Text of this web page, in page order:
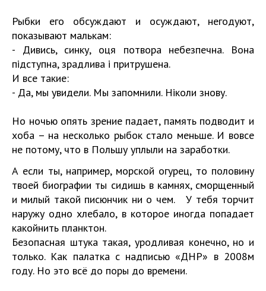
Рыбки его обсуждают и осуждают, негодуют,
показывают малькам:
- Дивись, синку, оця потвора небезпечна. Вона
підступна, зрадлива і притрушена.
И все такие:
- Да, мы увидели. Мы запомнили. Ніколи знову.
Но ночью опять зрение падает, память подводит и
хоба – на несколько рыбок стало меньше. И вовсе
не потому, что в Польшу уплыли на заработки.
А если ты, например, морской огурец, то половину
твоей биографии ты сидишь в камнях, сморщенный
и милый такой писюнчик ни о чем. У тебя торчит
наружу одно хлебало, в которое иногда попадает
какойнить планктон.
Безопасная штука такая, уродливая конечно, но и
только. Как палатка с надписью «ДНР» в 2008м
году. Но это всё до поры до времени.